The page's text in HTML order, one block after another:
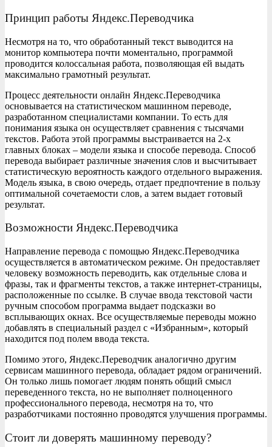
Принцип работы Яндекс.Переводчика
Несмотря на то, что обработанный текст выводится на
монитор компьютера почти моментально, программой
проводится колоссальная работа, позволяющая ей выдать
максимально грамотный результат.
Процесс деятельности онлайн Яндекс.Переводчика
основывается на статистическом машинном переводе,
разработанном специалистами компании. То есть для
понимания языка он осуществляет сравнения с тысячами
текстов. Работа этой программы выстраивается на 2-х
главных блоках – модели языка и способе перевода. Способ
перевода выбирает различные значения слов и высчитывает
статистическую вероятность каждого отдельного выражения.
Модель языка, в свою очередь, отдает предпочтение в пользу
оптимальной сочетаемости слов, а затем выдает готовый
результат.
Возможности Яндекс.Переводчика
Направление перевода с помощью Яндекс.Переводчика
осуществляется в автоматическом режиме. Он предоставляет
человеку возможность переводить, как отдельные слова и
фразы, так и фрагменты текстов, а также интернет-страницы,
расположенные по ссылке. В случае ввода текстовой части
ручным способом программа выдает подсказки во
всплывающих окнах. Все осуществляемые переводы можно
добавлять в специальный раздел с «Избранным», который
находится под полем ввода текста.
Помимо этого, Яндекс.Переводчик аналогично другим
сервисам машинного перевода, обладает рядом ограничений.
Он только лишь помогает людям понять общий смысл
переведенного текста, но не выполняет полноценного
профессионального перевода, несмотря на то, что
разработчиками постоянно проводятся улучшения программы.
Стоит ли доверять машинному переводу?